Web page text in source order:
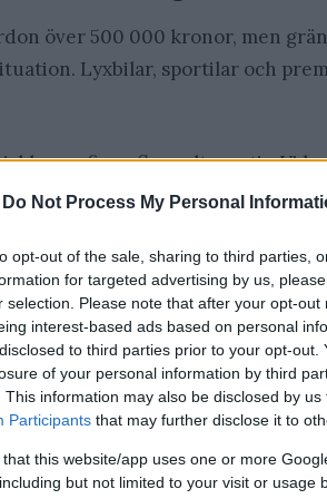
Do Not Process My Personal
opt-out of the sale, sharing to third parties,
for targeted advertising by us,
selection. Please note that after your opt-
interest-based ads based on personal
to third parties prior to your opt-
of your personal information by third
This information may also be disclosed by
Participants that may further disclose it to
that this website/app uses one or more
but not limited to your visit or usage
över 500 000 kronor, men
Lyxbilar, sportilar och
finns flera alternativ. Vi
säkerhet. Detta gör att vi ofta
Här lånar vi pengar utan
på huset. Detta ger ofta de
som säkerhet.
privatlån